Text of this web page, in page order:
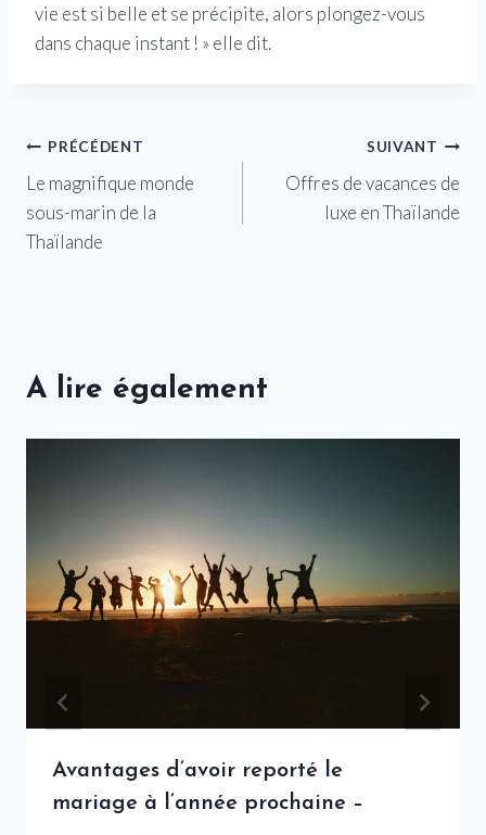
vie est si belle et se précipite, alors plongez-vous
dans chaque instant ! » elle dit.
Navigation
de
l’article
PRÉCÉDENT
Le magnifique monde
sous-marin de la
Thaïlande
SUIVANT
Offres de vacances de
luxe en Thaïlande
A lire également
Avantages d’avoir reporté le
mariage à l’année prochaine –